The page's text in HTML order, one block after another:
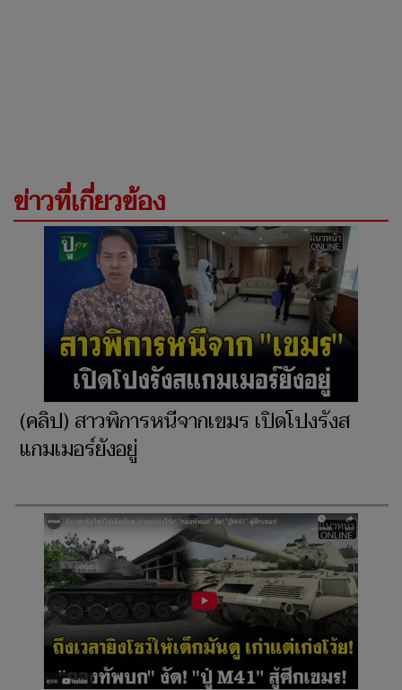
ข่าวที่เกี่ยวข้อง
(คลิป) สาวพิการหนีจากเขมร เปิดโปงรังส
แกมเมอร์ยังอยู่